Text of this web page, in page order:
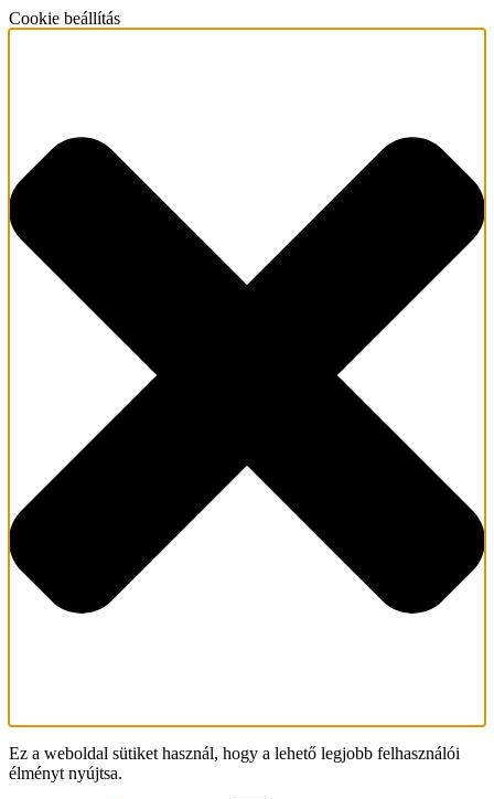
Cookie beállítás
Ez a weboldal sütiket használ, hogy a lehető legjobb felhasználói
élményt nyújtsa.